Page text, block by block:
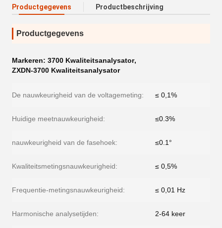
Productgegevens Productbeschrijving
Productgegevens
Markeren: 3700 Kwaliteitsanalysator,
ZXDN-3700 Kwaliteitsanalysator
De nauwkeurigheid van de voltagemeting: ≤ 0,1%
Huidige meetnauwkeurigheid: ≤0.3%
nauwkeurigheid van de fasehoek: ≤0.1°
Kwaliteitsmetingsnauwkeurigheid: ≤ 0,5%
Frequentie-metingsnauwkeurigheid: ≤ 0,01 Hz
Harmonische analysetijden: 2-64 keer